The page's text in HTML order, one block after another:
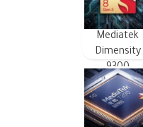
Mediatek
Dimensity
9300